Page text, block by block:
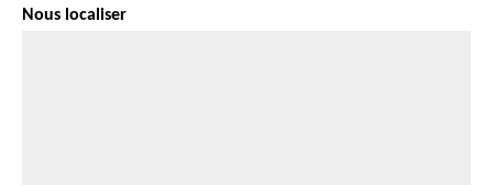
Nous localiser